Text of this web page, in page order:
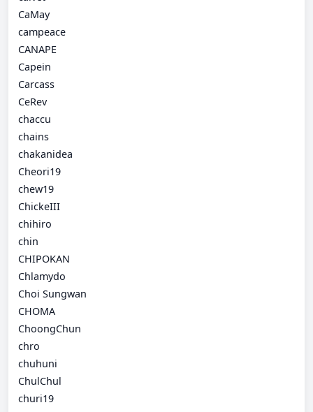
CaMay
campeace
CANAPE
Capein
Carcass
CeRev
chaccu
chains
chakanidea
Cheori19
chew19
ChickeIII
chihiro
chin
CHIPOKAN
Chlamydo
Choi Sungwan
CHOMA
ChoongChun
chro
chuhuni
ChulChul
churi19